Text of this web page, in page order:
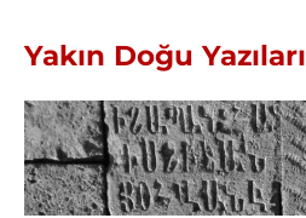
Yakın Doğu Yazıları